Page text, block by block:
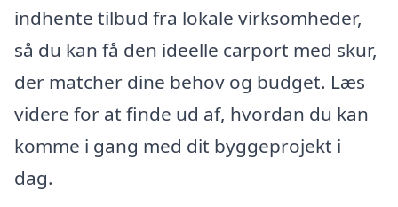
indhente tilbud fra lokale virksomheder,
så du kan få den ideelle carport med skur,
der matcher dine behov og budget. Læs
videre for at finde ud af, hvordan du kan
komme i gang med dit byggeprojekt i
dag.